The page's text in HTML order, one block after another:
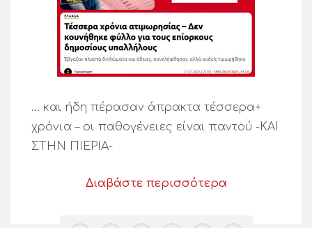
… και ήδη πέρασαν άπρακτα τέσσερα+
χρόνια – οι παθογένειες είναι παντού -ΚΑΙ
ΣΤΗΝ ΠΙΕΡΙΑ-
Διαβάστε περισσότερα